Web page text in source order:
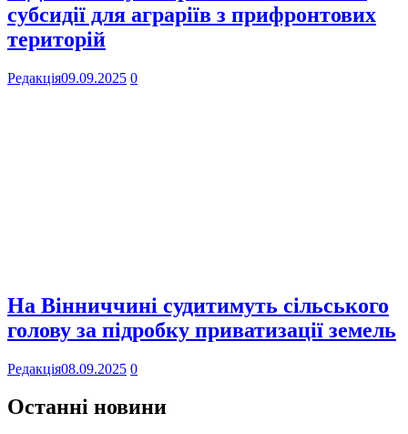
субсидії для аграріїв з прифронтових
територій
Редакція09.09.2025 0
На Вінниччині судитимуть сільського
голову за підробку приватизації земель
Редакція08.09.2025 0
Останні новини